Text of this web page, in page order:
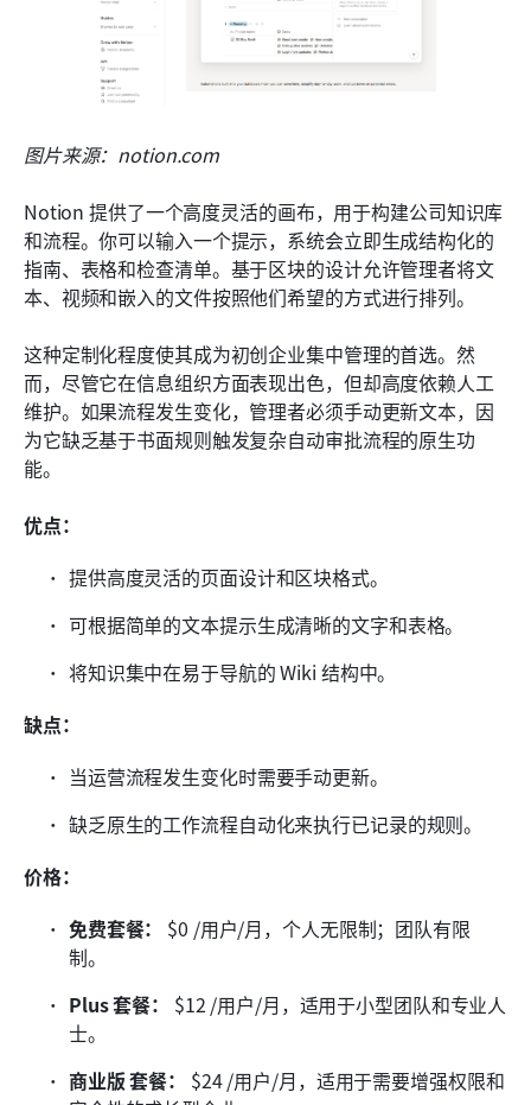
图片来源：notion.com
Notion 提供了一个高度灵活的画布，用于构建公司知识库
和流程。你可以输入一个提示，系统会立即生成结构化的
指南、表格和检查清单。基于区块的设计允许管理者将文
本、视频和嵌入的文件按照他们希望的方式进行排列。
这种定制化程度使其成为初创企业集中管理的首选。然
而，尽管它在信息组织方面表现出色，但却高度依赖人工
维护。如果流程发生变化，管理者必须手动更新文本，因
为它缺乏基于书面规则触发复杂自动审批流程的原生功
能。
优点：
提供高度灵活的页面设计和区块格式。
可根据简单的文本提示生成清晰的文字和表格。
将知识集中在易于导航的 Wiki 结构中。
缺点：
当运营流程发生变化时需要手动更新。
缺乏原生的工作流程自动化来执行已记录的规则。
价格：
免费套餐：
$0 /用户/月，个人无限制；团队有限
制。
Plus 套餐：
$12 /用户/月，适用于小型团队和专业人
士。
商业版 套餐：
$24 /用户/月，适用于需要增强权限和